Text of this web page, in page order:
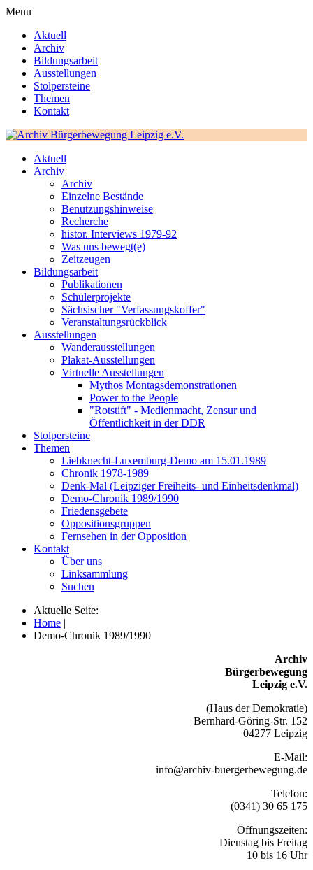
Menu
Aktuell
Archiv
Bildungsarbeit
Ausstellungen
Stolpersteine
Themen
Kontakt
Aktuell
Archiv
Archiv
Einzelne Bestände
Benutzungshinweise
Recherche
histor. Interviews 1979-92
Was uns bewegt(e)
Zeitzeugen
Bildungsarbeit
Publikationen
Schülerprojekte
Sächsischer "Verfassungskoffer"
Veranstaltungsrückblick
Ausstellungen
Wanderausstellungen
Plakat-Ausstellungen
Virtuelle Ausstellungen
Mythos Montagsdemonstrationen
Power to the People
"Rotstift" - Medienmacht, Zensur und
Öffentlichkeit in der DDR
Stolpersteine
Themen
Liebknecht-Luxemburg-Demo am 15.01.1989
Chronik 1978-1989
Denk-Mal (Leipziger Freiheits- und Einheitsdenkmal)
Demo-Chronik 1989/1990
Friedensgebete
Oppositionsgruppen
Fernsehen in der Opposition
Kontakt
Über uns
Linksammlung
Suchen
Aktuelle Seite:
Home |
Demo-Chronik 1989/1990
Archiv
Bürgerbewegung
Leipzig e.V.
(Haus der Demokratie)
Bernhard-Göring-Str. 152
04277 Leipzig
E-Mail:
info@archiv-buergerbewegung.de
Telefon:
(0341) 30 65 175
Öffnungszeiten:
Dienstag bis Freitag
10 bis 16 Uhr